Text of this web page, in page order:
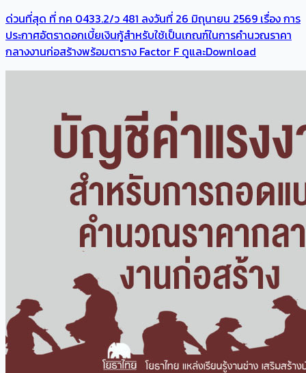
ด่วนที่สุด ที่ กค 0433.2/ว 481 ลงวันที่ 26 มิถุนายน 2569 เรื่อง การ
ประกาศอัตราดอกเบี้ยเงินกู้สำหรับใช้เป็นเกณฑ์ในการคำนวณราคา
กลางงานก่อสร้างพร้อมตาราง Factor F ดูและDownload